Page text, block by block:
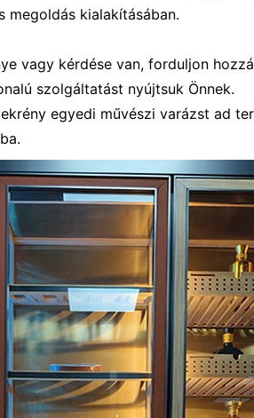
megoldás kialakításában.
vagy kérdése van, forduljon
szolgáltatást nyújtsuk Önnek.
egyedi művészi varázst ad